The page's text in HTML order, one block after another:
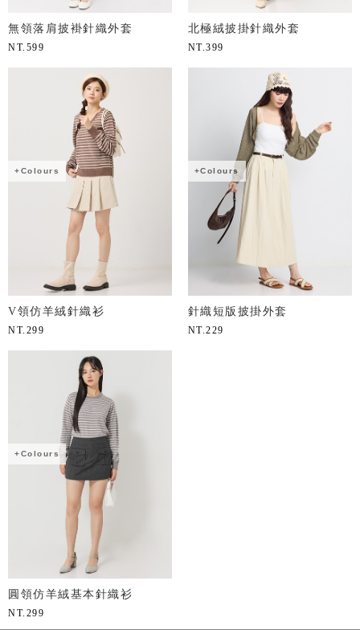
無領落肩披褂針織外套
NT. 599
北極絨披掛針織外套
NT.399
+Colours
V領仿羊絨針織衫
NT. 299
+Colours
針織短版披掛外套
NT.229
+Colours
圓領仿羊絨基本針織衫
NT. 299